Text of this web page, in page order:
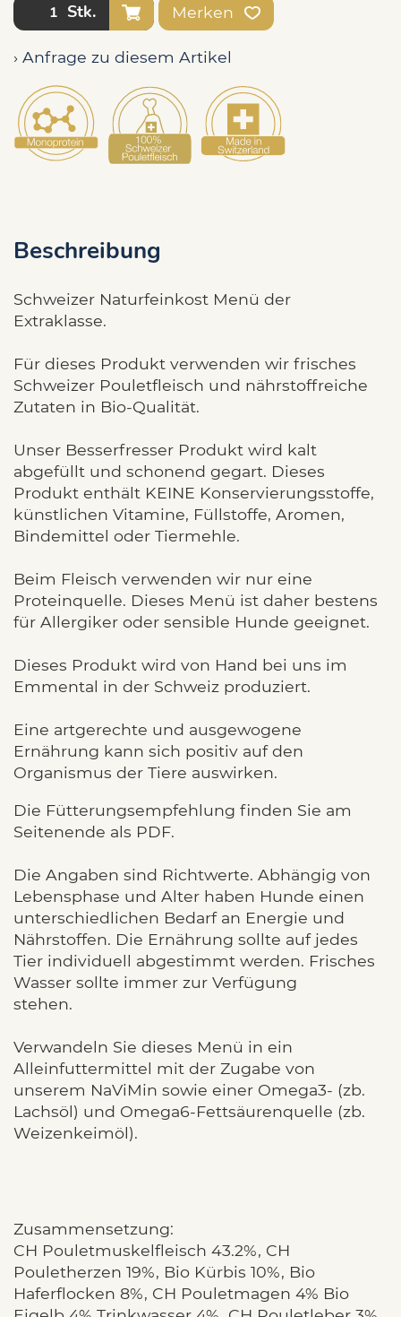
Stk. Merken
› Anfrage zu diesem Artikel
Beschreibung
Schweizer Naturfeinkost Menü der
Extraklasse.
Für dieses Produkt verwenden wir frisches
Schweizer Pouletfleisch und nährstoffreiche
Zutaten in Bio-Qualität.
Unser Besserfresser Produkt wird kalt
abgefüllt und schonend gegart. Dieses
Produkt enthält KEINE Konservierungsstoffe,
künstlichen Vitamine, Füllstoffe, Aromen,
Bindemittel oder Tiermehle.
Beim Fleisch verwenden wir nur eine
Proteinquelle. Dieses Menü ist daher bestens
für Allergiker oder sensible Hunde geeignet.
Dieses Produkt wird von Hand bei uns im
Emmental in der Schweiz produziert.
Eine artgerechte und ausgewogene
Ernährung kann sich positiv auf den
Organismus der Tiere auswirken.
Die Fütterungsempfehlung finden Sie am
Seitenende als PDF.
Die Angaben sind Richtwerte. Abhängig von
Lebensphase und Alter haben Hunde einen
unterschiedlichen Bedarf an Energie und
Nährstoffen. Die Ernährung sollte auf jedes
Tier individuell abgestimmt werden. Frisches
Wasser sollte immer zur Verfügung
stehen.
Verwandeln Sie dieses Menü in ein
Alleinfuttermittel mit der Zugabe von
unserem NaViMin sowie einer Omega3- (zb.
Lachsöl) und Omega6-Fettsäurenquelle (zb.
Weizenkeimöl).
Zusammensetzung:
CH Pouletmuskelfleisch 43.2%, CH
Pouletherzen 19%, Bio Kürbis 10%, Bio
Haferflocken 8%, CH Pouletmagen 4% Bio